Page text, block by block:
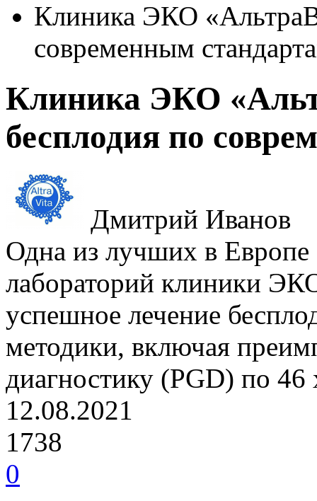
Клиника ЭКО
современным
Клиника ЭКО
бесплодия по
Дмитрий Иванов
Одна из лучших в Европе
лабораторий клиники
успешное лечение
методики, включая
диагностику (PGD) по
12.08.2021
1738
0